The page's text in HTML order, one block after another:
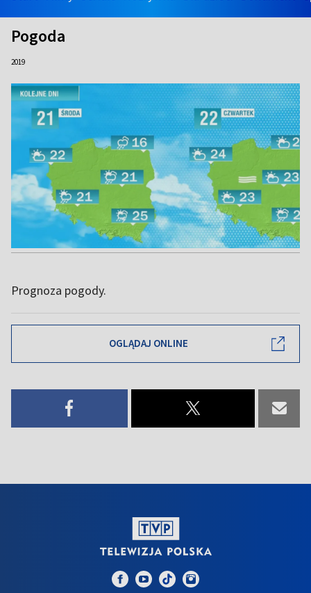
Pogoda
2019
Prognoza pogody.
OGLĄDAJ ONLINE